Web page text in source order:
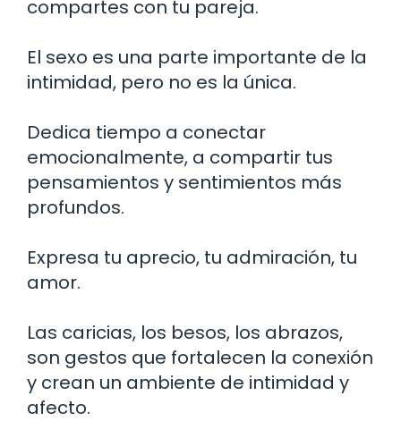
compartes con tu pareja.
El sexo es una parte importante de la
intimidad, pero no es la única.
Dedica tiempo a conectar
emocionalmente, a compartir tus
pensamientos y sentimientos más
profundos.
Expresa tu aprecio, tu admiración, tu
amor.
Las caricias, los besos, los abrazos,
son gestos que fortalecen la conexión
y crean un ambiente de intimidad y
afecto.